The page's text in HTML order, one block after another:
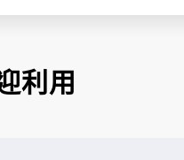
利用